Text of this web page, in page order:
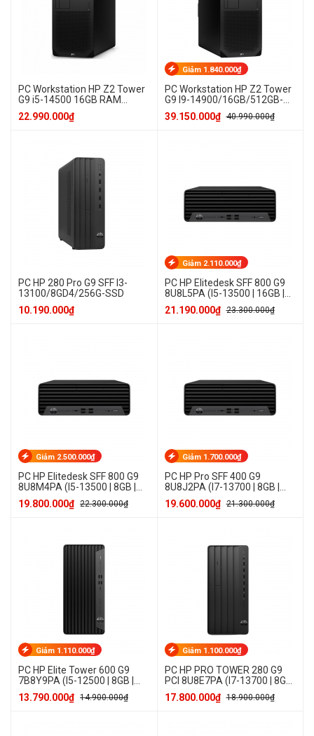
PC Workstation HP Z2 Tower
G9 i5-14500 16GB RAM
256GB SSD
22.990.000₫
Giảm 1.840.000₫
PC Workstation HP Z2 Tower
G9 I9-14900/16GB/512GB-
SSD
39.150.000₫ 40.990.000₫
PC HP 280 Pro G9 SFF I3-
13100/8GD4/256G-SSD
10.190.000₫
Giảm 2.110.000₫
PC HP Elitedesk SFF 800 G9
8U8L5PA (I5-13500 | 16GB |
512GB SSD | Win 11 Pro)
21.190.000₫ 23.300.000₫
Giảm 2.500.000₫
PC HP Elitedesk SFF 800 G9
8U8M4PA (I5-13500 | 8GB |
512GB SSD | Win 11 Pro)
19.800.000₫ 22.300.000₫
Giảm 1.700.000₫
PC HP Pro SFF 400 G9
8U8J2PA (I7-13700 | 8GB |
512GB SSD | Win 11 Home)
19.600.000₫ 21.300.000₫
Giảm 1.110.000₫
PC HP Elite Tower 600 G9
7B8Y9PA (I5-12500 | 8GB |
512GB SSD | Win 11 Home)
13.790.000₫ 14.900.000₫
Giảm 1.100.000₫
PC HP PRO TOWER 280 G9
PCI 8U8E7PA (I7-13700 | 8GB
| 512GB SSD | Win 11 Home)
17.800.000₫ 18.900.000₫